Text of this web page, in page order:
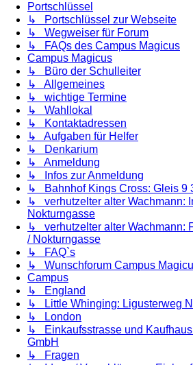
Portschlüssel
↳ Portschlüssel zur Webseite
↳ Wegweiser für Forum
↳ FAQs des Campus Magicus
Campus Magicus
↳ Büro der Schulleiter
↳ Allgemeines
↳ wichtige Termine
↳ Wahllokal
↳ Kontaktadressen
↳ Aufgaben für Helfer
↳ Denkarium
↳ Anmeldung
↳ Infos zur Anmeldung
↳ Bahnhof Kings Cross: Gleis 9
↳ verhutzelter alter Wachmann:
Nokturngasse
↳ verhutzelter alter Wachmann:
/ Nokturngasse
↳ FAQ`s
↳ Wunschforum Campus
Campus
↳ England
↳ Little Whinging: Ligusterweg
↳ London
↳ Einkaufsstrasse und
GmbH
↳ Fragen